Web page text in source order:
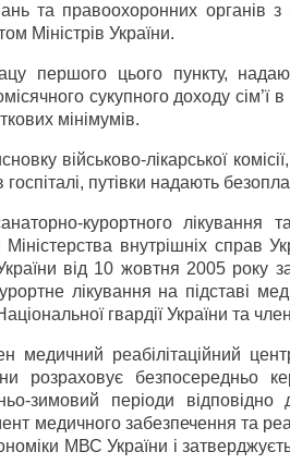
та правоохоронних органів з
Міністрів України.
першого цього пункту,
сукупного доходу сім’ї
мінімумів.
військово-лікарської
путівки надають
курортного лікування
внутрішніх справ
від 10 жовтня 2005 року
лікування на підставі
гвардії України та
медичний реабілітаційний
безпосередньо
зимовий періоди
медичного забезпечення та
МВС України і